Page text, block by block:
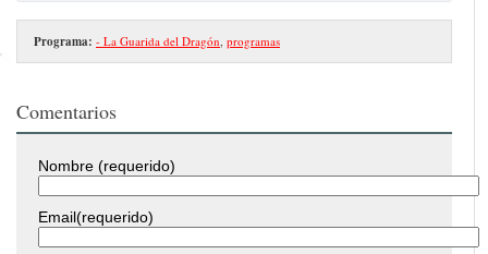
Programa: - La Guarida del Dragón, programas
Comentarios
Nombre (requerido)
Email(requerido)